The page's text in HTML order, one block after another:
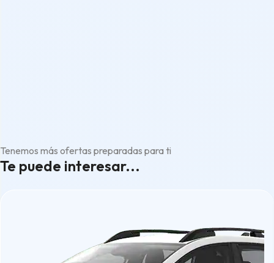
Tenemos más ofertas preparadas para ti
Te puede interesar...